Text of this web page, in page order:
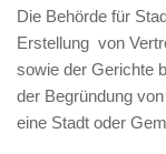
Die Behörde für
Erstellung von
sowie der Gerichte
der Begründung
eine Stadt oder